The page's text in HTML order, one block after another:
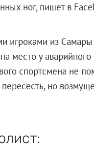
ног, пишет в
игроками из
место у
спортсмена не
но